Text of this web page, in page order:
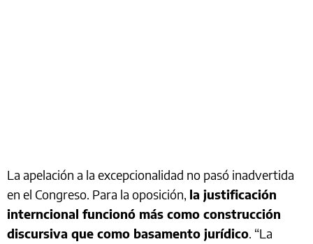
La apelación a la excepcionalidad no pasó inadvertida
en el Congreso. Para la oposición, la justificación
interncional funcionó más como construcción
discursiva que como basamento jurídico. “La